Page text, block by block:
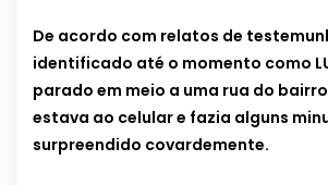
De acordo com relatos de
identificado até o momento como
parado em meio a uma rua do
estava ao celular e fazia alguns
surpreendido covardemente.